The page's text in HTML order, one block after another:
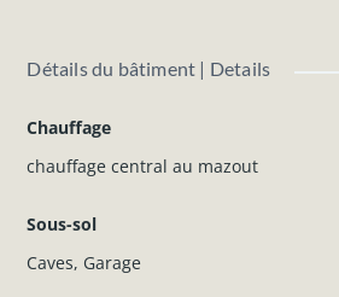
N'hésitez pas à nous contacter
Détails du bâtiment | Details
Chauffage
chauffage central au mazout
Sous-sol
Caves, Garage